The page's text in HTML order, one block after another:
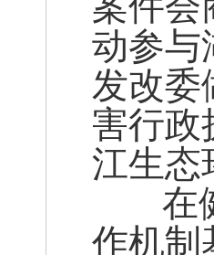
动参与
发改委
害行政
江生态
在健
作机制